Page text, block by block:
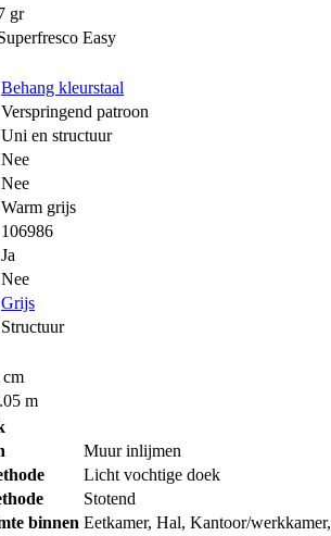
gr
Easy
Behang kleurstaal
Verspringend patroon
Uni en structuur
Nee
Nee
Warm grijs
106986
Ja
Nee
Grijs
Structuur
cm
m
Muur inlijmen
Licht vochtige doek
Stotend
binnen Eetkamer, Hal, Kantoor/werkkamer,